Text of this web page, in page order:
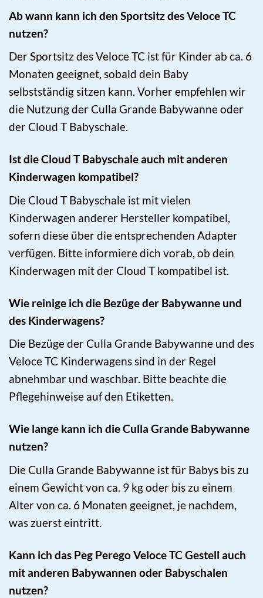
Ab wann kann ich den Sportsitz des Veloce TC
nutzen?
Der Sportsitz des Veloce TC ist für Kinder ab ca. 6
Monaten geeignet, sobald dein Baby
selbstständig sitzen kann. Vorher empfehlen wir
die Nutzung der Culla Grande Babywanne oder
der Cloud T Babyschale.
Ist die Cloud T Babyschale auch mit anderen
Kinderwagen kompatibel?
Die Cloud T Babyschale ist mit vielen
Kinderwagen anderer Hersteller kompatibel,
sofern diese über die entsprechenden Adapter
verfügen. Bitte informiere dich vorab, ob dein
Kinderwagen mit der Cloud T kompatibel ist.
Wie reinige ich die Bezüge der Babywanne und
des Kinderwagens?
Die Bezüge der Culla Grande Babywanne und des
Veloce TC Kinderwagens sind in der Regel
abnehmbar und waschbar. Bitte beachte die
Pflegehinweise auf den Etiketten.
Wie lange kann ich die Culla Grande Babywanne
nutzen?
Die Culla Grande Babywanne ist für Babys bis zu
einem Gewicht von ca. 9 kg oder bis zu einem
Alter von ca. 6 Monaten geeignet, je nachdem,
was zuerst eintritt.
Kann ich das Peg Perego Veloce TC Gestell auch
mit anderen Babywannen oder Babyschalen
nutzen?